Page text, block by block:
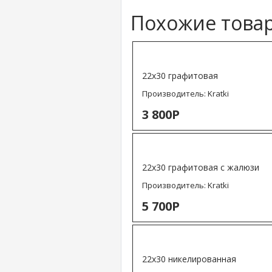
Похожие
22х30 графитовая
Производитель: Kratki
3 800Р
22х30 графитовая с жалюзи
Производитель: Kratki
5 700Р
22х30 никелированная